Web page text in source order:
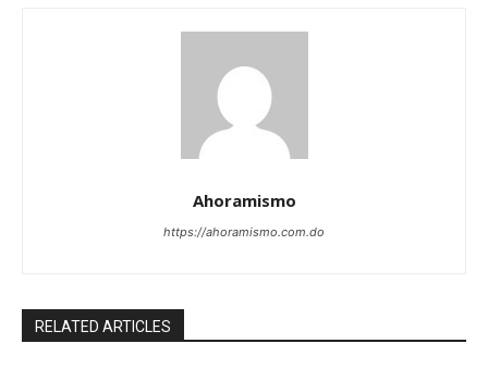
Ahoramismo
https://ahoramismo.com.do
RELATED ARTICLES